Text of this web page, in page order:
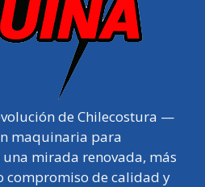
de Chilecostura —
maquinaria para
mirada renovada, más
compromiso de calidad y